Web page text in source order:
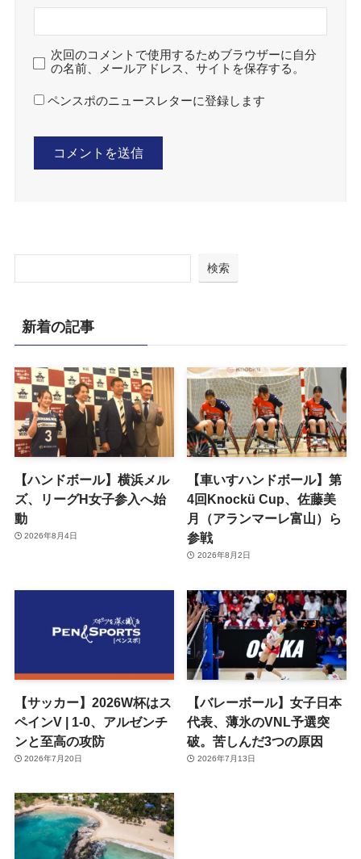
次回のコメントで使用するためブラウザーに自分
の名前、メールアドレス、サイトを保存する。
ペンスポのニュースレターに登録します
検索
新着の記事
【ハンドボール】横浜メル
ズ、リーグH女子参入へ始
動
2026年8月4日
【車いすハンドボール】第
4回Knockü Cup、佐藤美
月（アランマーレ富山）ら
参戦
2026年8月2日
【サッカー】2026W杯はス
ペインV | 1-0、アルゼンチ
ンと至高の攻防
2026年7月20日
【バレーボール】女子日本
代表、薄氷のVNL予選突
破。苦しんだ3つの原因
2026年7月13日